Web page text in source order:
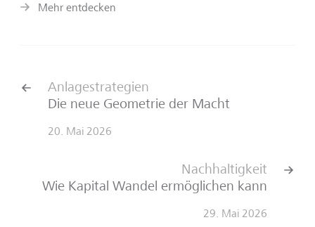
Mehr entdecken
Anlagestrategien
Die neue Geometrie der Macht
20. Mai 2026
Nachhaltigkeit
Wie Kapital Wandel ermöglichen kann
29. Mai 2026